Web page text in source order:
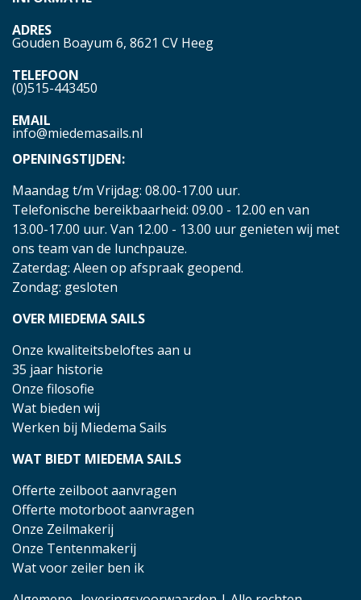
ADRES
Gouden Boayum 6, 8621 CV Heeg
TELEFOON
(0)515-443450
EMAIL
info@miedemasails.nl
OPENINGSTIJDEN:
Maandag t/m Vrijdag: 08.00-17.00 uur.
Telefonische bereikbaarheid: 09.00 - 12.00 en van
13.00-17.00 uur. Van 12.00 - 13.00 uur genieten wij met
ons team van de lunchpauze.
Zaterdag: Aleen op afspraak geopend.
Zondag: gesloten
OVER MIEDEMA SAILS
Onze kwaliteitsbeloftes aan u
35 jaar historie
Onze filosofie
Wat bieden wij
Werken bij Miedema Sails
WAT BIEDT MIEDEMA SAILS
Offerte zeilboot aanvragen
Offerte motorboot aanvragen
Onze Zeilmakerij
Onze Tentenmakerij
Wat voor zeiler ben ik